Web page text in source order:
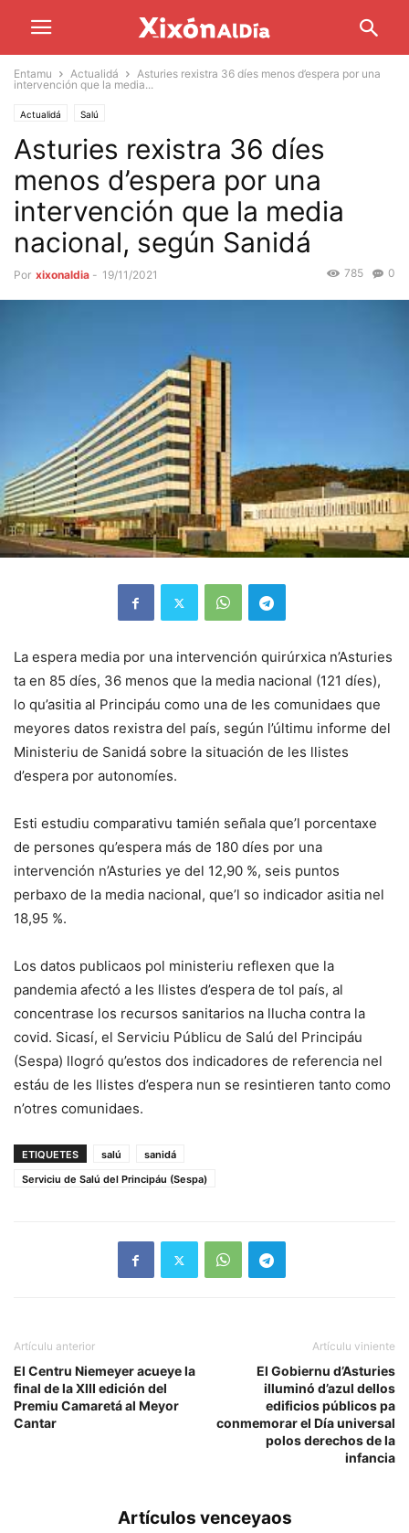
Entamu Actualidá
Asturies rexistra 36 díes menos d’espera por una
intervención que la media...
Actualidá Salú
Asturies rexistra 36 díes
menos d’espera por una
intervención que la media
nacional, según Sanidá
Por xixonaldia - 19/11/2021 0
785
La espera media por una intervención quirúrxica n’Asturies
ta en 85 díes, 36 menos que la media nacional (121 díes),
lo qu’asitia al Principáu como una de les comunidaes que
meyores datos rexistra del país, según l’últimu informe del
Ministeriu de Sanidá sobre la situación de les llistes
d’espera por autonomíes.
Esti estudiu comparativu tamién señala que’l porcentaxe
de persones qu’espera más de 180 díes por una
intervención n’Asturies ye del 12,90 %, seis puntos
perbaxo de la media nacional, que’l so indicador asitia nel
18,95 %.
Los datos publicaos pol ministeriu reflexen que la
pandemia afectó a les llistes d’espera de tol país, al
concentrase los recursos sanitarios na llucha contra la
covid. Sicasí, el Serviciu Públicu de Salú del Principáu
(Sespa) llogró qu’estos dos indicadores de referencia nel
estáu de les llistes d’espera nun se resintieren tanto como
n’otres comunidaes.
ETIQUETES salú
sanidá
Serviciu de Salú del Principáu (Sespa)
Artículu anterior
El Centru Niemeyer acueye la
final de la XIII edición del
Premiu Camaretá al Meyor
Cantar
Artículu viniente
El Gobiernu d’Asturies
illuminó d’azul dellos
edificios públicos pa
conmemorar el Día universal
polos derechos de la
infancia
Artículos venceyaos